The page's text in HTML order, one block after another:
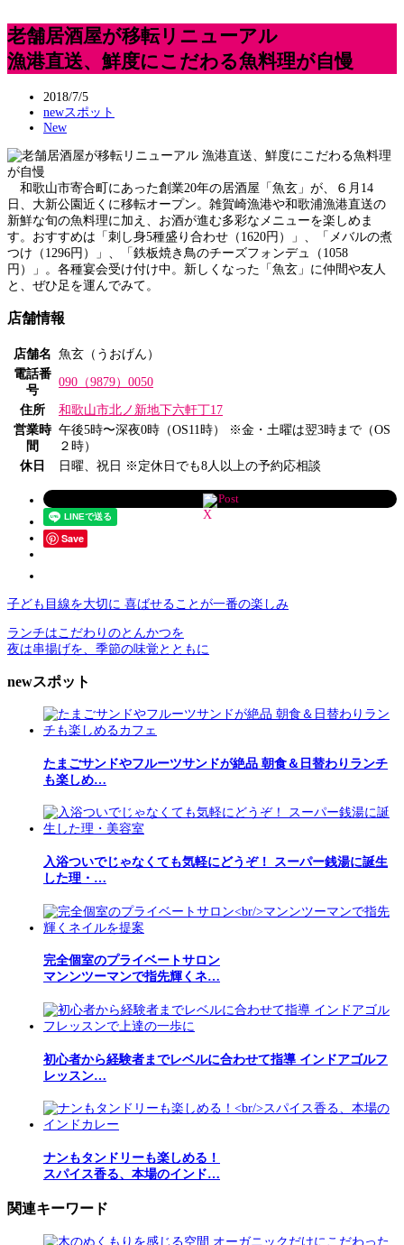
老舗居酒屋が移転リニューアル
漁港直送、鮮度にこだわる魚料理が自慢
2018/7/5
newスポット
New
和歌山市寄合町にあった創業20年の居酒屋「魚玄」が、６月14
日、大新公園近くに移転オープン。雑賀崎漁港や和歌浦漁港直送の
新鮮な旬の魚料理に加え、お酒が進む多彩なメニューを楽しめま
す。おすすめは「刺し身5種盛り合わせ（1620円）」、「メバルの煮
つけ（1296円）」、「鉄板焼き鳥のチーズフォンデュ（1058
円）」。各種宴会受け付け中。新しくなった「魚玄」に仲間や友人
と、ぜひ足を運んでみて。
店舗情報
店舗名 魚玄（うおげん）
電話番
号
090（9879）0050
住所
和歌山市北ノ新地下六軒丁17
営業時
間
午後5時〜深夜0時（OS11時） ※金・土曜は翌3時まで（OS
２時）
休日
日曜、祝日 ※定休日でも8人以上の予約応相談
Post
Save
子ども目線を大切に 喜ばせることが一番の楽しみ
ランチはこだわりのとんかつを
夜は串揚げを、季節の味覚とともに
newスポット
たまごサンドやフルーツサンドが絶品 朝食＆日替わりランチ
も楽しめ…
入浴ついでじゃなくても気軽にどうぞ！ スーパー銭湯に誕生
した理・…
完全個室のプライベートサロン
マンンツーマンで指先輝くネ…
初心者から経験者までレベルに合わせて指導 インドアゴルフ
レッスン…
ナンもタンドリーも楽しめる！
スパイス香る、本場のインド…
関連キーワード